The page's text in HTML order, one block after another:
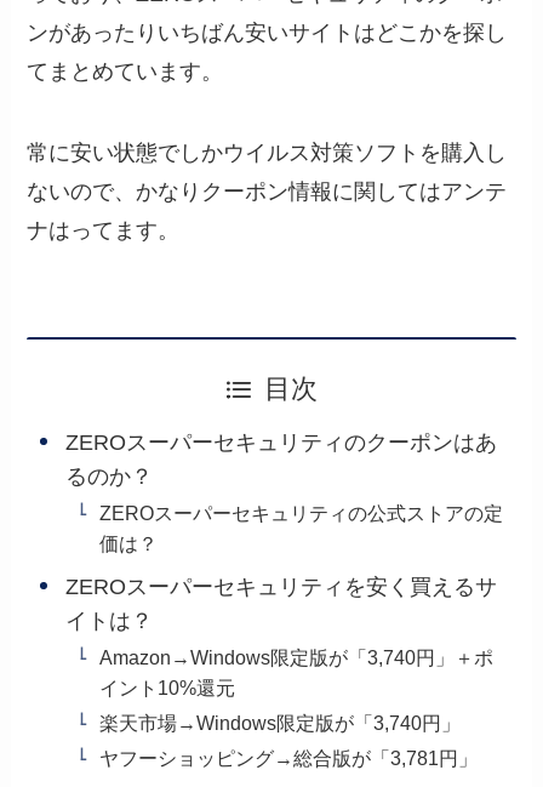
ンがあったりいちばん安いサイトはどこかを探し
てまとめています。
常に安い状態でしかウイルス対策ソフトを購入し
ないので、かなりクーポン情報に関してはアンテ
ナはってます。
目次
ZEROスーパーセキュリティのクーポンはあ
るのか？
ZEROスーパーセキュリティの公式ストアの定
価は？
ZEROスーパーセキュリティを安く買えるサ
イトは？
Amazon→Windows限定版が「3,740円」＋ポ
イント10%還元
楽天市場→Windows限定版が「3,740円」
ヤフーショッピング→総合版が「3,781円」